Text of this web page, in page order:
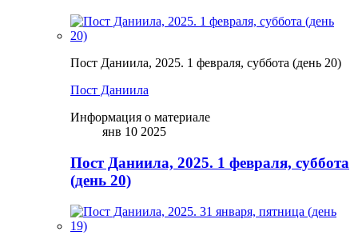
Пост Даниила, 2025. 1 февраля, суббота (день 20)
Пост Даниила
Информация о материале
янв 10 2025
Пост Даниила, 2025. 1 февраля, суббота
(день 20)